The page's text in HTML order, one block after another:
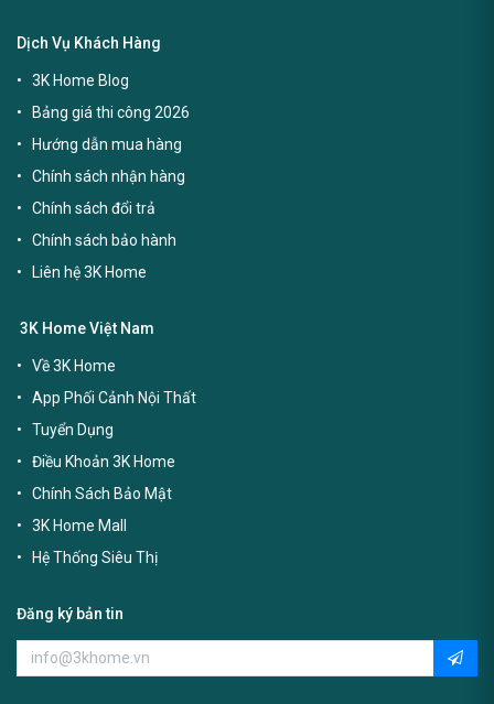
Dịch Vụ Khách Hàng
3K Home Blog
Bảng giá thi công 2026
Hướng dẫn mua hàng
Chính sách nhận hàng
Chính sách đổi trả
Chính sách bảo hành
Liên hệ 3K Home
3K Home Việt Nam
Về 3K Home
App Phối Cảnh Nội Thất
Tuyển Dụng
Điều Khoản 3K Home
Chính Sách Bảo Mật
3K Home Mall
Hệ Thống Siêu Thị
Đăng ký bản tin